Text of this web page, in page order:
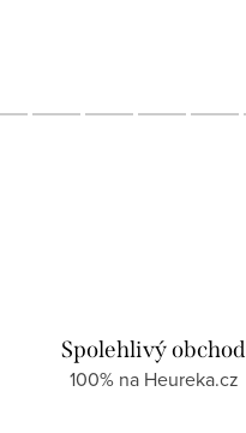
Spolehlivý obchod
100% na Heureka.cz